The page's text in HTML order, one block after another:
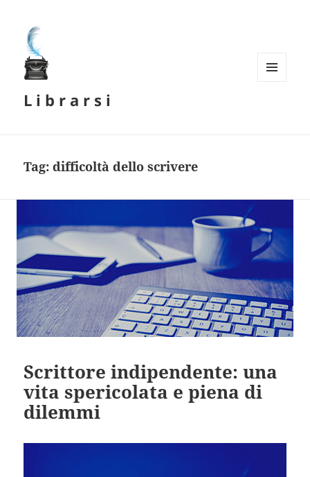
L i b r a r s i
Tag:difficoltà dello scrivere
Scrittore indipendente: una
vita spericolata e piena di
dilemmi